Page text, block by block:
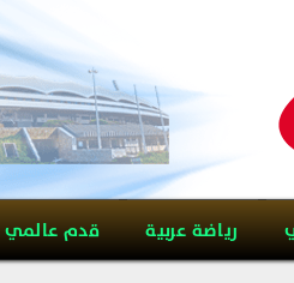
رياضة عربية قدم عالمي